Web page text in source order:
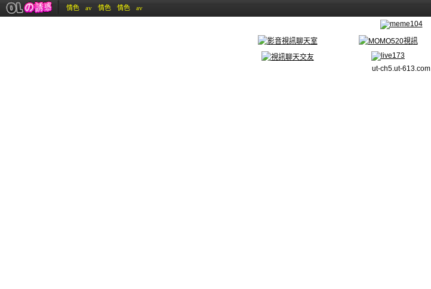
情色 av 情色 情色 av
ut-ch5.ut-613.com